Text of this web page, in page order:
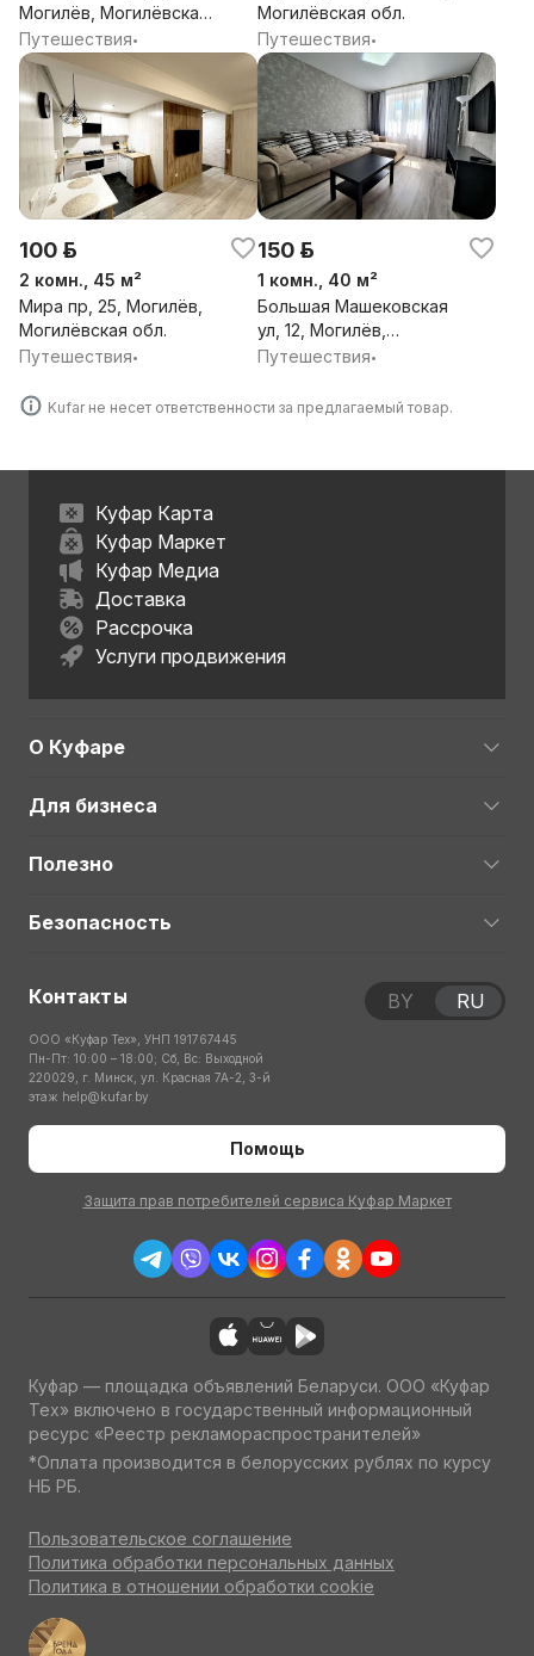
Могилёв, Могилёвская
обл.
Путешествия•
Могилёвская обл.
Путешествия•
100 р.
2 комн., 45 м²
Мира пр, 25, Могилёв,
Могилёвская обл.
Путешествия•
150 р.
1 комн., 40 м²
Большая Машековская
ул, 12, Могилёв,
Могилёвская обл.
Путешествия•
Kufar не несет ответственности за предлагаемый товар.
Куфар Карта
Куфар Маркет
Куфар Медиа
Доставка
Рассрочка
Услуги продвижения
О Куфаре
Для бизнеса
Полезно
Безопасность
Контакты
ООО «Куфар Тех», УНП 191767445
Пн-Пт: 10:00 – 18:00; Сб, Вс: Выходной
220029, г. Минск, ул. Красная 7А-2, 3-й
этаж help@kufar.by
Помощь
Защита прав потребителей сервиса Куфар Маркет
BY RU
Куфар — площадка объявлений Беларуси. ООО «Куфар
Тех» включено в государственный информационный
ресурс «Реестр рекламораспространителей»
*Оплата производится в белорусских рублях по курсу
НБ РБ.
Пользовательское соглашение
Политика обработки персональных данных
Политика в отношении обработки cookie